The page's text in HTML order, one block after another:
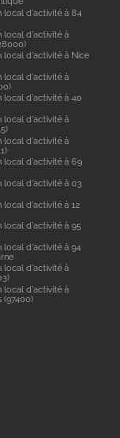
local d'activité à 84
local d'activité à
local d'activité à Nice
local d'activité à
local d'activité à 40
local d'activité à
local d'activité à
local d'activité à 69
local d'activité à 03
local d'activité à 12
local d'activité à 95
local d'activité à 94
local d'activité à
local d'activité à
(97400)